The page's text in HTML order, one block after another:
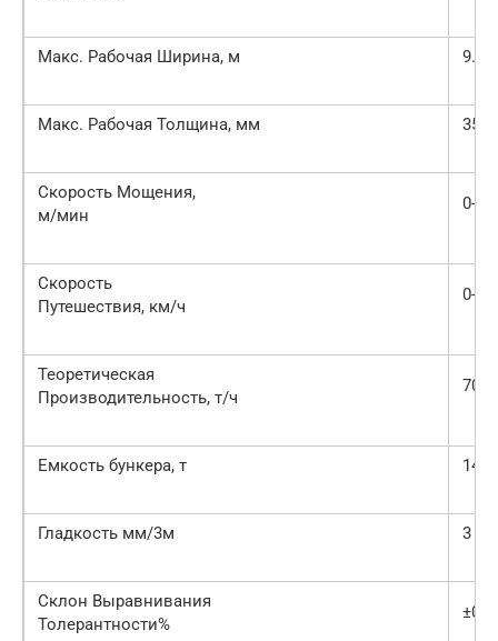
Макс. Рабочая Ширина, м 9.5
Макс. Рабочая Толщина, мм 350
Скорость Мощения,
м/мин
0-18
Скорость
Путешествия, км/ч
0-
Теоретическая
Производительность, т/ч
700
Емкость бункера, т 14
Гладкость мм/3м 3
Склон Выравнивания
Толерантности%